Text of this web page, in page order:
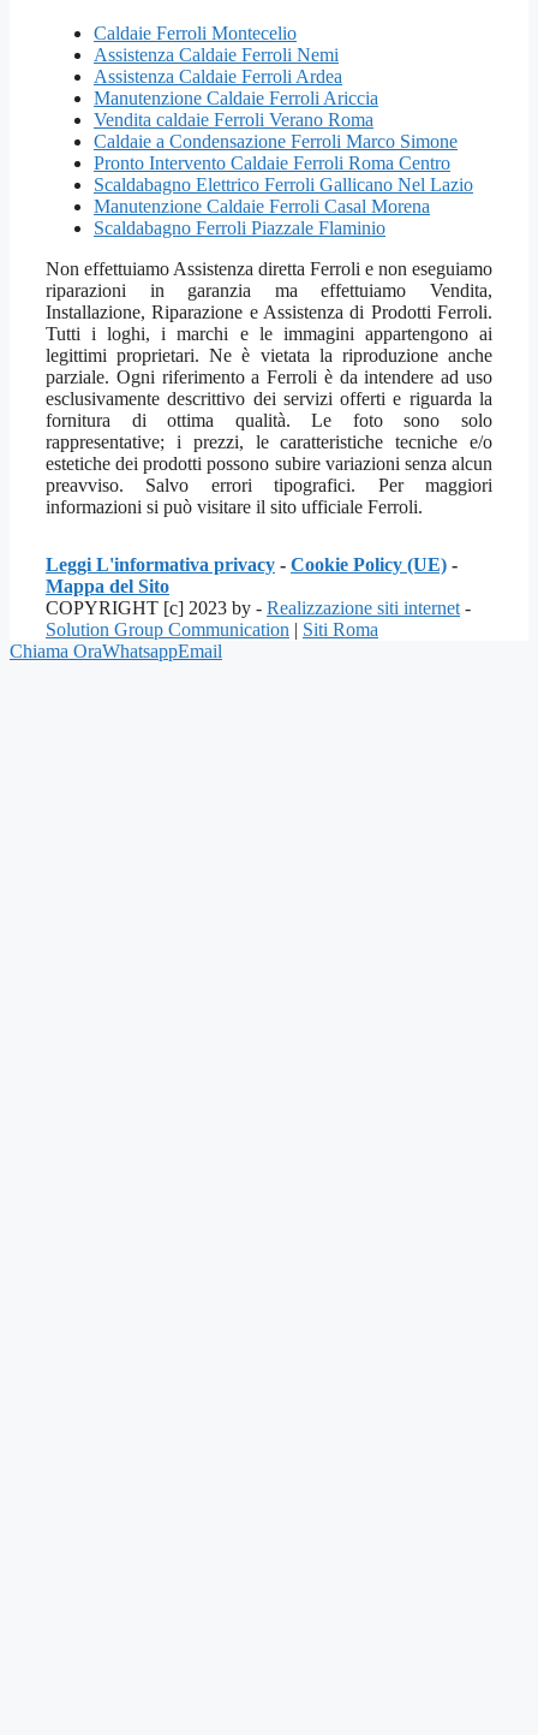
Caldaie Ferroli Montecelio
Assistenza Caldaie Ferroli Nemi
Assistenza Caldaie Ferroli Ardea
Manutenzione Caldaie Ferroli Ariccia
Vendita caldaie Ferroli Verano Roma
Caldaie a Condensazione Ferroli Marco Simone
Pronto Intervento Caldaie Ferroli Roma Centro
Scaldabagno Elettrico Ferroli Gallicano Nel Lazio
Manutenzione Caldaie Ferroli Casal Morena
Scaldabagno Ferroli Piazzale Flaminio
Non effettuiamo Assistenza diretta Ferroli e non eseguiamo
riparazioni in garanzia ma effettuiamo Vendita,
Installazione, Riparazione e Assistenza di Prodotti Ferroli.
Tutti i loghi, i marchi e le immagini appartengono ai
legittimi proprietari. Ne è vietata la riproduzione anche
parziale. Ogni riferimento a Ferroli è da intendere ad uso
esclusivamente descrittivo dei servizi offerti e riguarda la
fornitura di ottima qualità. Le foto sono solo
rappresentative; i prezzi, le caratteristiche tecniche e/o
estetiche dei prodotti possono subire variazioni senza alcun
preavviso. Salvo errori tipografici. Per maggiori
informazioni si può visitare il sito ufficiale Ferroli.
Leggi L'informativa privacy - Cookie Policy (UE) -
Mappa del Sito
COPYRIGHT [c] 2023 by - Realizzazione siti internet -
Solution Group Communication | Siti Roma
Chiama OraWhatsappEmail